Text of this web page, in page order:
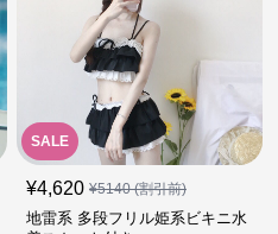
SALE
¥4,620 ¥5140(割引前)
地雷系 多段フリル姫系ビキニ水